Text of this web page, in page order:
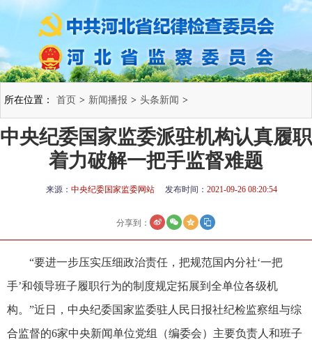
所在位置： 首页 > 新闻播报 > 头条新闻 >
中央纪委国家监委派驻机构认真履职
着力破解一把手监督难题
来源： 中央纪委国家监委网站 发布时间： 2021-09-26 08:20:54
分享到：
“要进一步压实压细政治责任，把规范国内分社‘一把
手’和领导班子履职行为的制度规定拓展到全单位各级机
构。”近日，中央纪委国家监委驻人民日报社纪检监察组与综
合监督的6家中央新闻单位党组（编委会）主要负责人和班子